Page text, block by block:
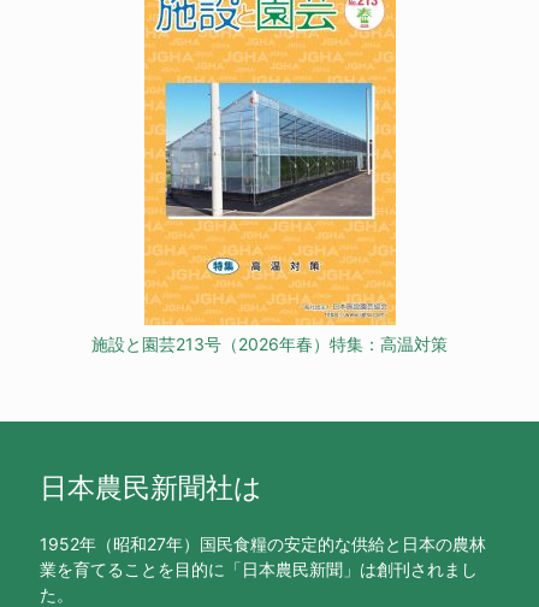
施設と園芸213号（2026年春）特集：高温対策
日本農民新聞社は
1952年（昭和27年）国民食糧の安定的な供給と日本の農林
業を育てることを目的に「日本農民新聞」は創刊されまし
た。